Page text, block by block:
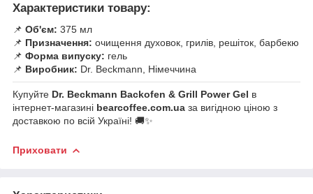
Характеристики товару:
📌 Об'єм: 375 мл
📌 Призначення: очищення духовок, грилів, решіток, барбекю
📌 Форма випуску: гель
📌 Виробник: Dr. Beckmann, Німеччина
Купуйте Dr. Beckmann Backofen & Grill Power Gel в
інтернет-магазині bearcoffee.com.ua за вигідною ціною з
доставкою по всій Україні! 🚚✨
Приховати